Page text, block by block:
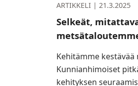
ARTIKKELI | 21.3.2025
Selkeät,
Kehitämme
Kunnianhimoiset
kehityksen